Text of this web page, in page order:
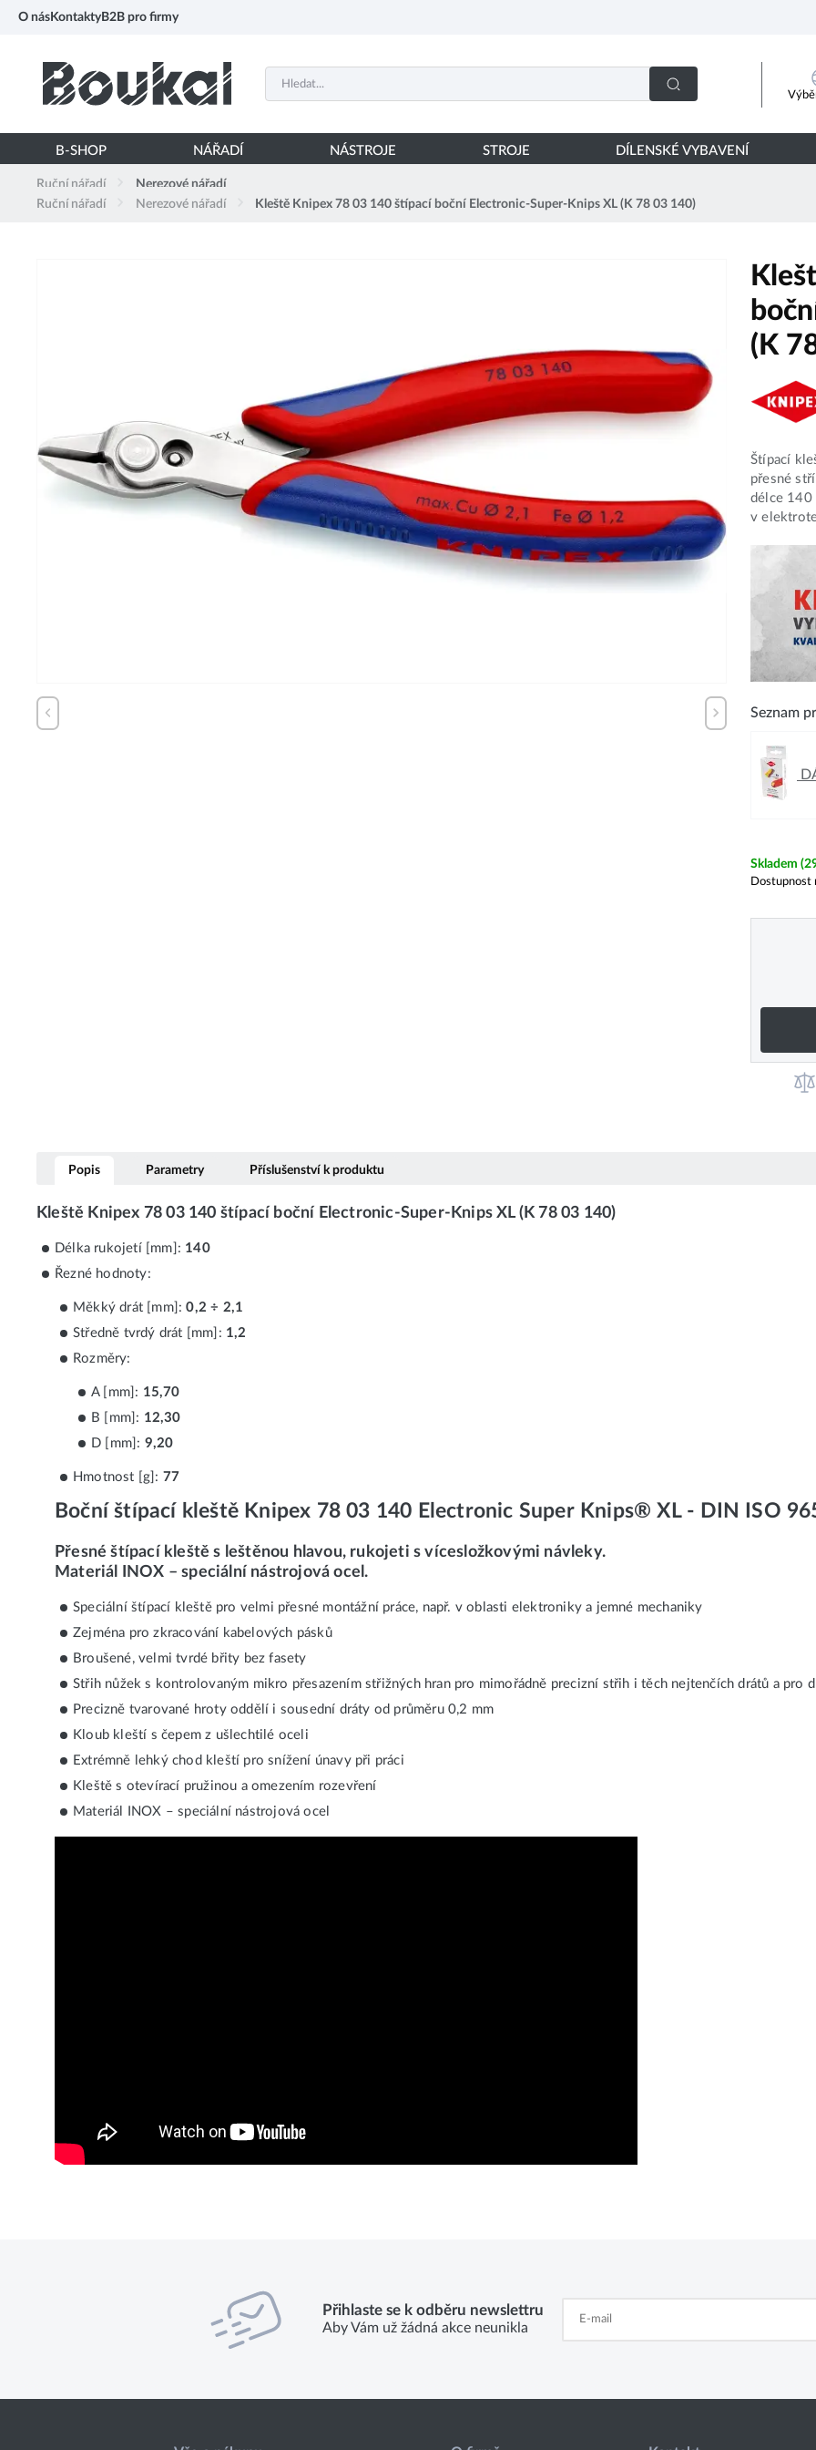
O nás Kontakty B2B pro firmy
B-SHOP NÁŘADÍ NÁSTROJE STROJE DÍLENSKÉ VYBAVENÍ
Ruční nářadí
Nerezové nářadí
Ruční nářadí
Nerezové nářadí Kleště Knipex 78 03 140 štípací boční Electronic-Super-Knips XL (K 78 03 140)
(K
Štípací
přesné
délce 140
v
Seznam
Skladem
Dostupnost
Popis Parametry Příslušenství k produktu
Kleště Knipex 78 03 140 štípací boční Electronic-Super-Knips XL (K 78 03 140)
Délka rukojetí [mm]: 140
Řezné hodnoty:
Měkký drát [mm]:0,2 ÷ 2,1
Středně tvrdý drát [mm]: 1,2
Rozměry:
A [mm]: 15,70
B [mm]: 12,30
D [mm]: 9,20
Hmotnost [g]: 77
Boční štípací kleště Knipex 78 03 140 Electronic Super Knips® XL - DIN ISO
Přesné štípací kleště s leštěnou hlavou, rukojeti s vícesložkovými návleky.
Materiál INOX – speciální nástrojová ocel.
Speciální štípací kleště pro velmi přesné montážní práce, např. v oblasti elektroniky a jemné mechaniky
Zejména pro zkracování kabelových pásků
Broušené, velmi tvrdé břity bez fasety
Střih nůžek s kontrolovaným mikro přesazením střižných hran pro mimořádně precizní střih i těch nejtenčích drátů a pro
Precizně tvarované hroty oddělí i sousední dráty od průměru 0,2 mm
Kloub kleští s čepem z ušlechtilé oceli
Extrémně lehký chod kleští pro snížení únavy při práci
Kleště s otevírací pružinou a omezením rozevření
Materiál INOX – speciální nástrojová ocel
Přihlaste se k odběru newslettru
Aby Vám už žádná akce neunikla